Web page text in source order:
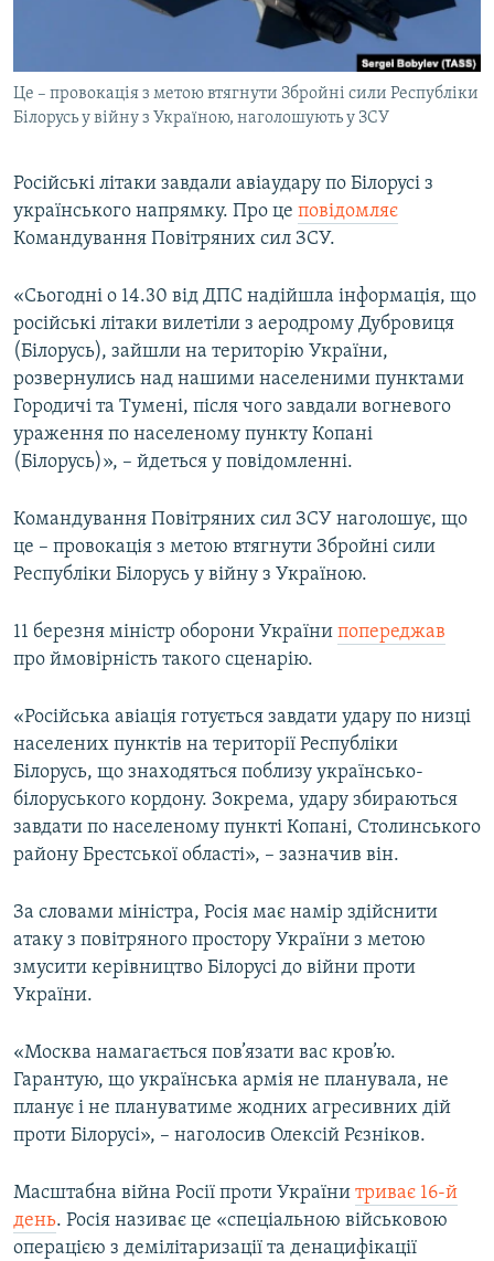
ВІДЕОУРОКИ «ELIFBE»
УКРАЇНСЬКА ПРОБЛЕМА КРИМУ
Qırımtatar
Усі сайти RFE/RL
Це – провокація з метою втягнути Збройні сили Республіки
Білорусь у війну з Україною, наголошують у ЗСУ
Російські літаки завдали авіаудару по Білорусі з
українського напрямку. Про це повідомляє
Командування Повітряних сил ЗСУ.
«Сьогодні о 14.30 від ДПС надійшла інформація, що
російські літаки вилетіли з аеродрому Дубровиця
(Білорусь), зайшли на територію України,
розвернулись над нашими населеними пунктами
Городичі та Тумені, після чого завдали вогневого
ураження по населеному пункту Копані
(Білорусь)», – йдеться у повідомленні.
Командування Повітряних сил ЗСУ наголошує, що
це – провокація з метою втягнути Збройні сили
Республіки Білорусь у війну з Україною.
11 березня міністр оборони України попереджав
про ймовірність такого сценарію.
«Російська авіація готується завдати удару по низці
населених пунктів на території Республіки
Білорусь, що знаходяться поблизу українсько-
білоруського кордону. Зокрема, удару збираються
завдати по населеному пункті Копані, Столинського
району Брестської області», – зазначив він.
За словами міністра, Росія має намір здійснити
атаку з повітряного простору України з метою
змусити керівництво Білорусі до війни проти
України.
«Москва намагається пов’язати вас кров’ю.
Гарантую, що українська армія не планувала, не
планує і не плануватиме жодних агресивних дій
проти Білорусі», – наголосив Олексій Рєзніков.
Масштабна війна Росії проти України триває 16-й
день. Росія називає це «спеціальною військовою
операцією з демілітаризації та денацифікації